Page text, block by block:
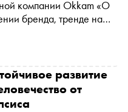
компании Okkam «О
бренда, тренде на
и
развитие
от